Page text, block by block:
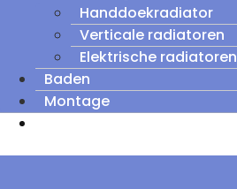
Handdoekradiator
Verticale radiatoren
Elektrische radiatoren
Baden
Montage